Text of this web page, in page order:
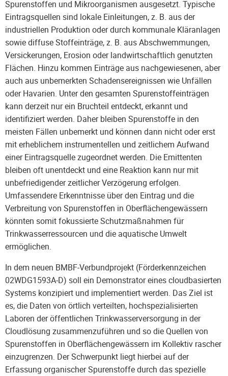
Spurenstoffen und Mikroorganismen ausgesetzt. Typische
Eintragsquellen sind lokale Einleitungen, z. B. aus der
industriellen Produktion oder durch kommunale Kläranlagen
sowie diffuse Stoffeinträge, z. B. aus Abschwemmungen,
Versickerungen, Erosion oder landwirtschaftlich genutzten
Flächen. Hinzu kommen Einträge aus nachgewiesenen, aber
auch aus unbemerkten Schadensereignissen wie Unfällen
oder Havarien. Unter den gesamten Spurenstoffeinträgen
kann derzeit nur ein Bruchteil entdeckt, erkannt und
identifiziert werden. Daher bleiben Spurenstoffe in den
meisten Fällen unbemerkt und können dann nicht oder erst
mit erheblichem instrumentellen und zeitlichem Aufwand
einer Eintragsquelle zugeordnet werden. Die Emittenten
bleiben oft unentdeckt und eine Reaktion kann nur mit
unbefriedigender zeitlicher Verzögerung erfolgen.
Umfassendere Erkenntnisse über den Eintrag und die
Verbreitung von Spurenstoffen in Oberflächengewässern
könnten somit fokussierte Schutzmaßnahmen für
Trinkwasserressourcen und die aquatische Umwelt
ermöglichen.
In dem neuen BMBF-Verbundprojekt (Förderkennzeichen
02WDG1593A-D) soll ein Demonstrator eines cloudbasierten
Systems konzipiert und implementiert werden. Das Ziel ist
es, die Daten von örtlich verteilten, hochspezialisierten
Laboren der öffentlichen Trinkwasserversorgung in der
Cloudlösung zusammenzuführen und so die Quellen von
Spurenstoffen in Oberflächengewässern im Kollektiv rascher
einzugrenzen. Der Schwerpunkt liegt hierbei auf der
Erfassung organischer Spurenstoffe durch das spezielle